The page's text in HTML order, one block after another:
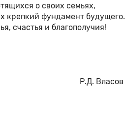
о своих семьях,
крепкий фундамент будущего.
счастья и благополучия!
Р.Д. Власов